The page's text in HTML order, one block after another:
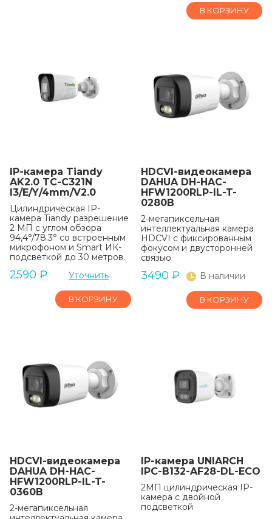
В КОРЗИНУ
IP-камера Tiandy
AK2.0 TC-C321N
I3/E/Y/4mm/V2.0
Цилиндрическая IP-
камера Tiandy разрешение
2 МП с углом обзора
94,4°/78.3° со встроенным
микрофоном и Smart ИК-
подсветкой до 30 метров.
2590 ₽ Уточнить
В КОРЗИНУ
HDCVI-видеокамера
DAHUA DH-HAC-
HFW1200RLP-IL-T-
0280B
2-мегапиксельная
интеллектуальная камера
HDCVI с фиксированным
фокусом и двусторонней
связью
3490 ₽ В наличии
В КОРЗИНУ
HDCVI-видеокамера
DAHUA DH-HAC-
HFW1200RLP-IL-T-
0360B
2-мегапиксельная
IP-камера UNIARCH
IPC-B132-AF28-DL-ECO
2МП цилиндрическая IP-
камера c двойной
подсветкой